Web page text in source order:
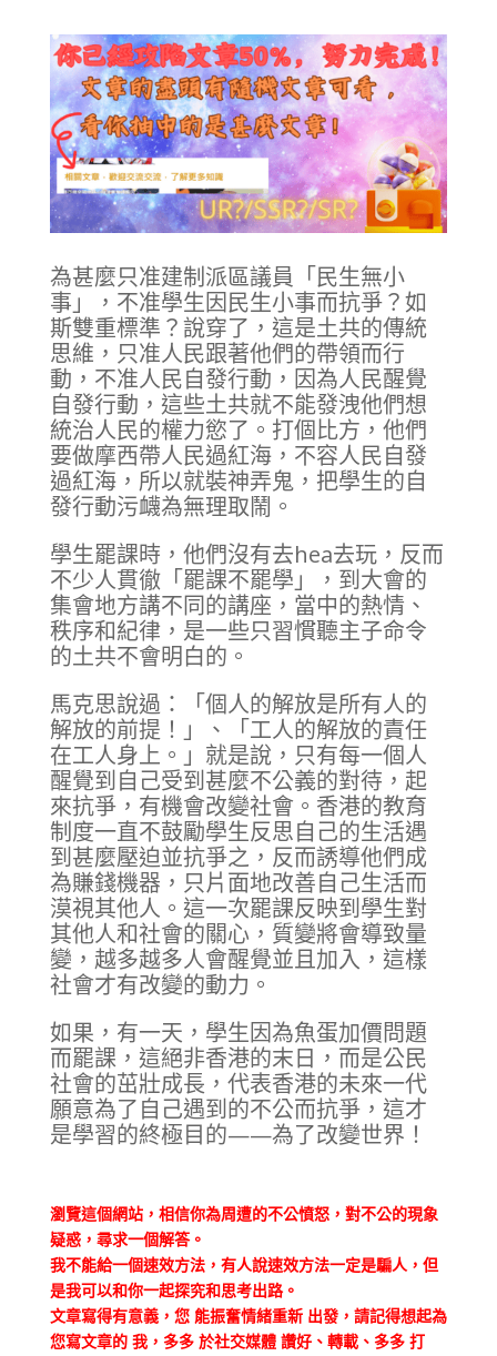
為甚麼只准建制派區議員「民生無小
事」，不准學生因民生小事而抗爭？如
斯雙重標準？說穿了，這是土共的傳統
思維，只准人民跟著他們的帶領而行
動，不准人民自發行動，因為人民醒覺
自發行動，這些土共就不能發洩他們想
統治人民的權力慾了。打個比方，他們
要做摩西帶人民過紅海，不容人民自發
過紅海，所以就裝神弄鬼，把學生的自
發行動污衊為無理取鬧。
學生罷課時，他們沒有去hea去玩，反而
不少人貫徹「罷課不罷學」，到大會的
集會地方講不同的講座，當中的熱情、
秩序和紀律，是一些只習慣聽主子命令
的土共不會明白的。
馬克思說過：「個人的解放是所有人的
解放的前提！」、「工人的解放的責任
在工人身上。」就是說，只有每一個人
醒覺到自己受到甚麼不公義的對待，起
來抗爭，有機會改變社會。香港的教育
制度一直不鼓勵學生反思自己的生活遇
到甚麼壓迫並抗爭之，反而誘導他們成
為賺錢機器，只片面地改善自己生活而
漠視其他人。這一次罷課反映到學生對
其他人和社會的關心，質變將會導致量
變，越多越多人會醒覺並且加入，這樣
社會才有改變的動力。
如果，有一天，學生因為魚蛋加價問題
而罷課，這絕非香港的末日，而是公民
社會的茁壯成長，代表香港的未來一代
願意為了自己遇到的不公而抗爭，這才
是學習的終極目的——為了改變世界！
瀏覽這個網站，相信你為周遭的不公憤怒，對不公的現象
疑惑，尋求一個解答。
我不能給一個速效方法，有人說速效方法一定是騙人，但
是我可以和你一起探究和思考出路。
文章寫得有意義，您 能振奮情緒重新 出發，請記得想起為
您寫文章的 我，多多 於社交媒體 讚好、轉載、多多 打